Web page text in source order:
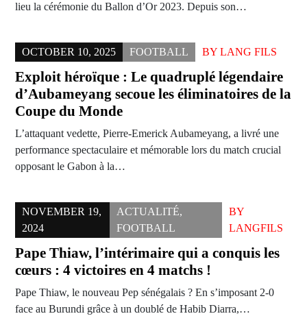
lieu la cérémonie du Ballon d’Or 2023. Depuis son…
OCTOBER 10, 2025 FOOTBALL BY LANG FILS
Exploit héroïque : Le quadruplé légendaire
d’Aubameyang secoue les éliminatoires de la
Coupe du Monde
L’attaquant vedette, Pierre-Emerick Aubameyang, a livré une
performance spectaculaire et mémorable lors du match crucial
opposant le Gabon à la…
NOVEMBER 19,
2024
ACTUALITÉ,
FOOTBALL
BY
LANGFILS
Pape Thiaw, l’intérimaire qui a conquis les
cœurs : 4 victoires en 4 matchs !
Pape Thiaw, le nouveau Pep sénégalais ? En s’imposant 2-0
face au Burundi grâce à un doublé de Habib Diarra,…